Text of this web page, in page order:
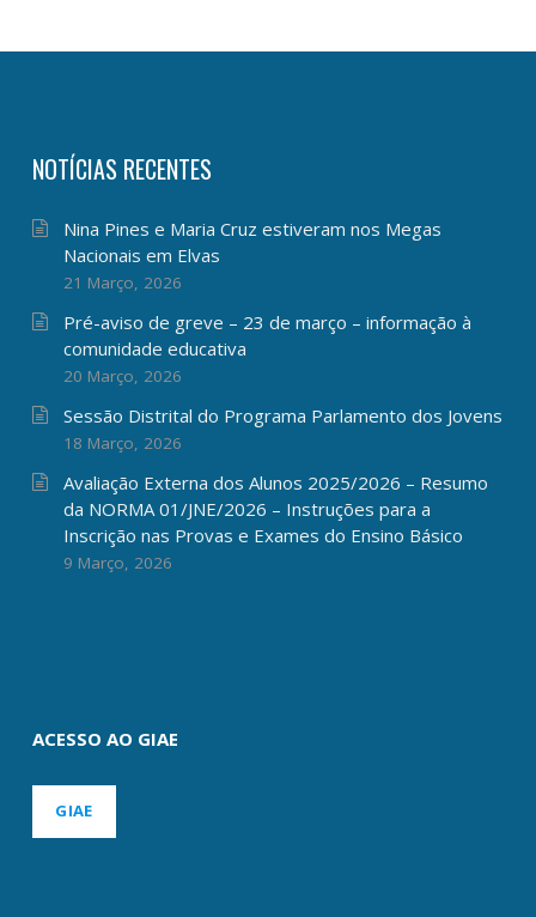
NOTÍCIAS RECENTES
Nina Pines e Maria Cruz estiveram nos Megas
Nacionais em Elvas
21 Março, 2026
Pré-aviso de greve – 23 de março – informação à
comunidade educativa
20 Março, 2026
Sessão Distrital do Programa Parlamento dos Jovens
18 Março, 2026
Avaliação Externa dos Alunos 2025/2026 – Resumo
da NORMA 01/JNE/2026 – Instruções para a
Inscrição nas Provas e Exames do Ensino Básico
9 Março, 2026
ACESSO AO GIAE
GIAE